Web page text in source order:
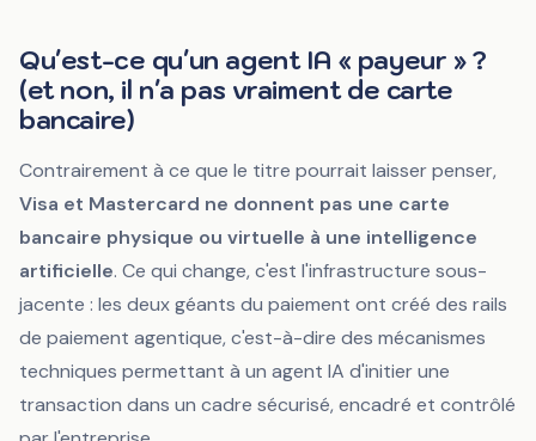
Qu'est-ce qu'un agent IA « payeur » ?
(et non, il n'a pas vraiment de carte
bancaire)
Contrairement à ce que le titre pourrait laisser penser,
Visa et Mastercard ne donnent pas une carte
bancaire physique ou virtuelle à une intelligence
artificielle. Ce qui change, c'est l'infrastructure sous-
jacente : les deux géants du paiement ont créé des rails
de paiement agentique, c'est-à-dire des mécanismes
techniques permettant à un agent IA d'initier une
transaction dans un cadre sécurisé, encadré et contrôlé